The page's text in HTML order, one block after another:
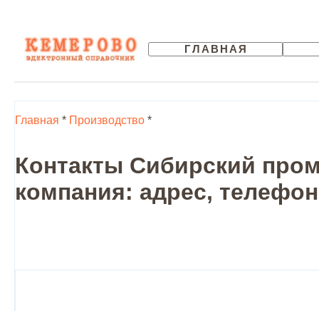
ГЛАВНАЯ
Главная * Производство *
Контакты Сибирский
компания: адрес, телефон